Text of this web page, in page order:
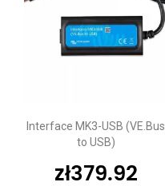
Interface MK3-USB (VE.Bus
to USB)
zł379.92